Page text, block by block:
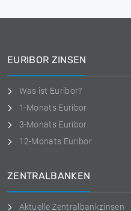
EURIBOR ZINSEN
Was ist Euribor?
1-Monats Euribor
3-Monats Euribor
12-Monats Euribor
ZENTRALBANKEN
Aktuelle Zentralbankzinsen